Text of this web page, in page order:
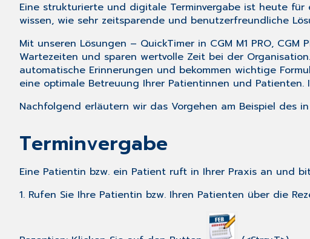
Eine strukturierte und digitale Terminvergabe ist heute
wissen, wie sehr zeitsparende und benutzerfreundliche
Mit unseren Lösungen – QuickTimer in CGM M1 PRO,
Wartezeiten und sparen wertvolle Zeit bei der
automatische Erinnerungen und bekommen wichtige
eine optimale Betreuung Ihrer Patientinnen und Patienten.
Nachfolgend erläutern wir das Vorgehen am Beispiel des
Terminvergabe
Eine Patientin bzw. ein Patient ruft in Ihrer Praxis an und
1. Rufen Sie Ihre Patientin bzw. Ihren Patienten über die